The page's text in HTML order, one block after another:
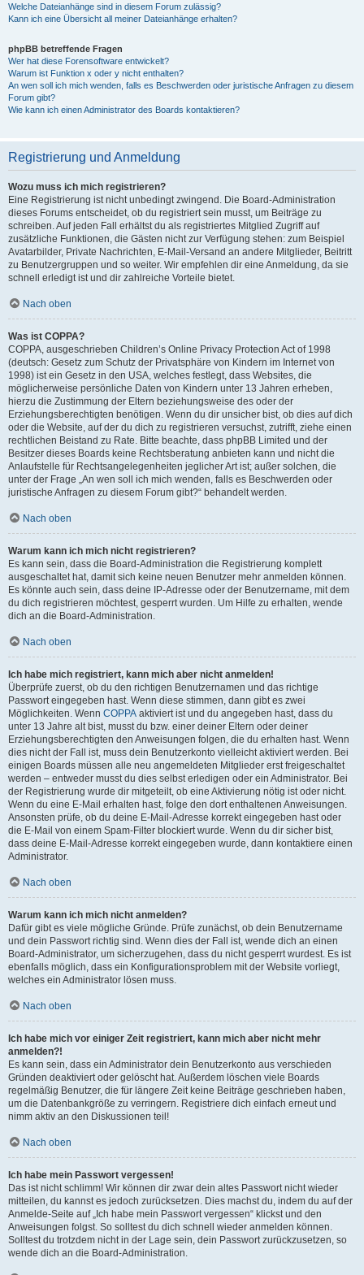
Welche Dateianhänge sind in diesem Forum zulässig?
Kann ich eine Übersicht all meiner Dateianhänge erhalten?
phpBB betreffende Fragen
Wer hat diese Forensoftware entwickelt?
Warum ist Funktion x oder y nicht enthalten?
An wen soll ich mich wenden, falls es Beschwerden oder juristische Anfragen zu diesem
Forum gibt?
Wie kann ich einen Administrator des Boards kontaktieren?
Registrierung und Anmeldung
Wozu muss ich mich registrieren?
Eine Registrierung ist nicht unbedingt zwingend. Die Board-Administration
dieses Forums entscheidet, ob du registriert sein musst, um Beiträge zu
schreiben. Auf jeden Fall erhältst du als registriertes Mitglied Zugriff auf
zusätzliche Funktionen, die Gästen nicht zur Verfügung stehen: zum Beispiel
Avatarbilder, Private Nachrichten, E-Mail-Versand an andere Mitglieder, Beitritt
zu Benutzergruppen und so weiter. Wir empfehlen dir eine Anmeldung, da sie
schnell erledigt ist und dir zahlreiche Vorteile bietet.
Nach oben
Was ist COPPA?
COPPA, ausgeschrieben Children’s Online Privacy Protection Act of 1998
(deutsch: Gesetz zum Schutz der Privatsphäre von Kindern im Internet von
1998) ist ein Gesetz in den USA, welches festlegt, dass Websites, die
möglicherweise persönliche Daten von Kindern unter 13 Jahren erheben,
hierzu die Zustimmung der Eltern beziehungsweise des oder der
Erziehungsberechtigten benötigen. Wenn du dir unsicher bist, ob dies auf dich
oder die Website, auf der du dich zu registrieren versuchst, zutrifft, ziehe einen
rechtlichen Beistand zu Rate. Bitte beachte, dass phpBB Limited und der
Besitzer dieses Boards keine Rechtsberatung anbieten kann und nicht die
Anlaufstelle für Rechtsangelegenheiten jeglicher Art ist; außer solchen, die
unter der Frage „An wen soll ich mich wenden, falls es Beschwerden oder
juristische Anfragen zu diesem Forum gibt?“ behandelt werden.
Nach oben
Warum kann ich mich nicht registrieren?
Es kann sein, dass die Board-Administration die Registrierung komplett
ausgeschaltet hat, damit sich keine neuen Benutzer mehr anmelden können.
Es könnte auch sein, dass deine IP-Adresse oder der Benutzername, mit dem
du dich registrieren möchtest, gesperrt wurden. Um Hilfe zu erhalten, wende
dich an die Board-Administration.
Nach oben
Ich habe mich registriert, kann mich aber nicht anmelden!
Überprüfe zuerst, ob du den richtigen Benutzernamen und das richtige
Passwort eingegeben hast. Wenn diese stimmen, dann gibt es zwei
Möglichkeiten. Wenn COPPA aktiviert ist und du angegeben hast, dass du
unter 13 Jahre alt bist, musst du bzw. einer deiner Eltern oder deiner
Erziehungsberechtigten den Anweisungen folgen, die du erhalten hast. Wenn
dies nicht der Fall ist, muss dein Benutzerkonto vielleicht aktiviert werden. Bei
einigen Boards müssen alle neu angemeldeten Mitglieder erst freigeschaltet
werden – entweder musst du dies selbst erledigen oder ein Administrator. Bei
der Registrierung wurde dir mitgeteilt, ob eine Aktivierung nötig ist oder nicht.
Wenn du eine E-Mail erhalten hast, folge den dort enthaltenen Anweisungen.
Ansonsten prüfe, ob du deine E-Mail-Adresse korrekt eingegeben hast oder
die E-Mail von einem Spam-Filter blockiert wurde. Wenn du dir sicher bist,
dass deine E-Mail-Adresse korrekt eingegeben wurde, dann kontaktiere einen
Administrator.
Nach oben
Warum kann ich mich nicht anmelden?
Dafür gibt es viele mögliche Gründe. Prüfe zunächst, ob dein Benutzername
und dein Passwort richtig sind. Wenn dies der Fall ist, wende dich an einen
Board-Administrator, um sicherzugehen, dass du nicht gesperrt wurdest. Es ist
ebenfalls möglich, dass ein Konfigurationsproblem mit der Website vorliegt,
welches ein Administrator lösen muss.
Nach oben
Ich habe mich vor einiger Zeit registriert, kann mich aber nicht mehr
anmelden?!
Es kann sein, dass ein Administrator dein Benutzerkonto aus verschieden
Gründen deaktiviert oder gelöscht hat. Außerdem löschen viele Boards
regelmäßig Benutzer, die für längere Zeit keine Beiträge geschrieben haben,
um die Datenbankgröße zu verringern. Registriere dich einfach erneut und
nimm aktiv an den Diskussionen teil!
Nach oben
Ich habe mein Passwort vergessen!
Das ist nicht schlimm! Wir können dir zwar dein altes Passwort nicht wieder
mitteilen, du kannst es jedoch zurücksetzen. Dies machst du, indem du auf der
Anmelde-Seite auf „Ich habe mein Passwort vergessen“ klickst und den
Anweisungen folgst. So solltest du dich schnell wieder anmelden können.
Solltest du trotzdem nicht in der Lage sein, dein Passwort zurückzusetzen, so
wende dich an die Board-Administration.